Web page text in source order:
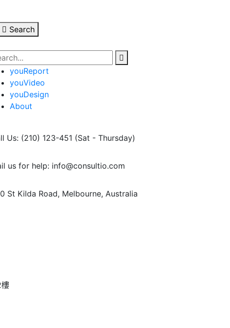
Search
youReport
youVideo
youDesign
About
Us: (210) 123-451 (Sat - Thursday)
us for help: info@consultio.com
St Kilda Road, Melbourne, Australia